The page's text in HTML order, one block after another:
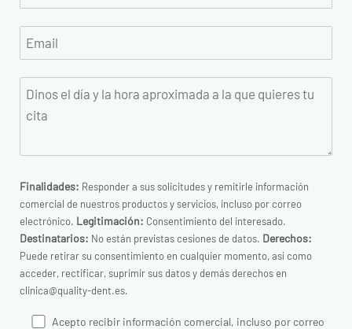
Finalidades: Responder a sus solicitudes y remitirle información
comercial de nuestros productos y servicios, incluso por correo
electrónico. Legitimación: Consentimiento del interesado.
Destinatarios: No están previstas cesiones de datos. Derechos:
Puede retirar su consentimiento en cualquier momento, así como
acceder, rectificar, suprimir sus datos y demás derechos en
clinica@quality-dent.es.
Acepto recibir información comercial, incluso por correo